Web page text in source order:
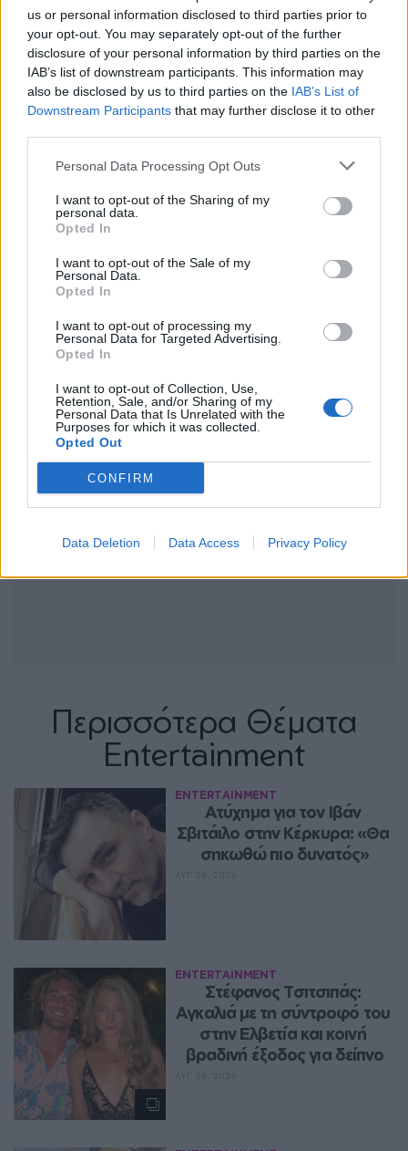
us or personal information disclosed to third parties prior to
your opt-out. You may separately opt-out of the further
disclosure of your personal information by third parties on the
IAB’s list of downstream participants. This information may
also be disclosed by us to third parties on the IAB’s List of
Downstream Participants that may further disclose it to other
Personal Data Processing Opt Outs
I want to opt-out of the Sharing of my
personal data.
Opted In
I want to opt-out of the Sale of my
Personal Data.
Opted In
I want to opt-out of processing my
Personal Data for Targeted Advertising.
Opted In
I want to opt-out of Collection, Use,
Retention, Sale, and/or Sharing of my
Personal Data that Is Unrelated with the
Purposes for which it was collected.
Opted Out
CONFIRM
Data Deletion Data Access Privacy Policy
Ακολουθήστε το Pink.gr στοGoogle News και
μάθετε πρώτοιτα πιο hot νέα.
Περισσότερα Θέματα
Entertainment
ENTERTAINMENT
Ατύχημα για τον Ιβάν
Σβιτάιλο στην Κέρκυρα: «Θα
σηκωθώ πιο δυνατός»
ENTERTAINMENT
Στέφανος Τσιτσιπάς:
Αγκαλιά με τη σύντροφό του
στην Ελβετία και κοινή
βραδινή έξοδος για δείπνο